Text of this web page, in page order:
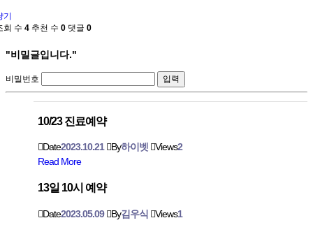
기
회 수 4 추천 수 0 댓글 0
"비밀글입니다."
비밀번호
10/23 진료예약
Date2023.10.21 By하이벳 Views2
Read More
13일 10시 예약
Date2023.05.09 By김우식 Views1